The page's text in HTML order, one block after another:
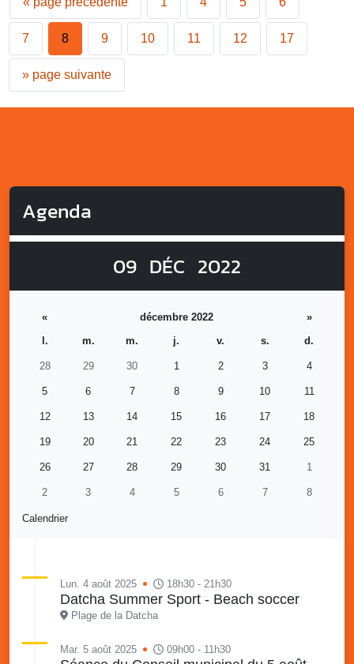
7 8 9 10 11 12 17
» page suivante
Agenda
09 DÉC 2022
Calendrier
« décembre 2022
»
l.
m. m. j. v. s. d.
28 29 30 1 2 3 4
5 6 7 8 9 10 11
12 13 14 15 16 17 18
19 20 21 22 23 24 25
26 27 28 29 30 31 1
2 3 4 5 6 7 8
Lun. 4 août 2025 18h30 - 21h30
Datcha Summer Sport - Beach soccer
Plage de la Datcha
Mar. 5 août 2025 09h00 - 11h30